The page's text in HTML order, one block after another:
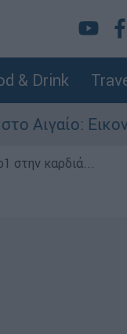
& Drink
στην καρδιά...